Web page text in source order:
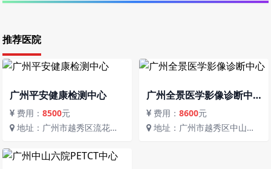
推荐医院
广州平安健康检测中心
费用： 8500元
广州全景医学影像诊断中
心费用： 8600元